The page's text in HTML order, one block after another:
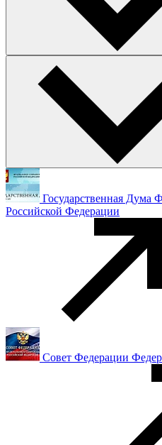
Государственная Дума
Российской Федерации
Совет Федерации